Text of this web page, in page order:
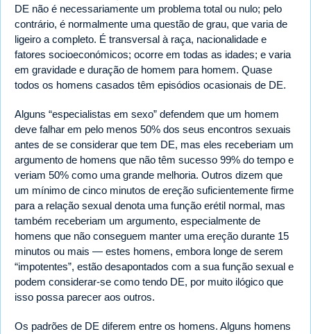
DE não é necessariamente um problema total ou nulo; pelo
contrário, é normalmente uma questão de grau, que varia de
ligeiro a completo. É transversal à raça, nacionalidade e
fatores socioeconómicos; ocorre em todas as idades; e varia
em gravidade e duração de homem para homem. Quase
todos os homens casados têm episódios ocasionais de DE.
Alguns “especialistas em sexo” defendem que um homem
deve falhar em pelo menos 50% dos seus encontros sexuais
antes de se considerar que tem DE, mas eles receberiam um
argumento de homens que não têm sucesso 99% do tempo e
veriam 50% como uma grande melhoria. Outros dizem que
um mínimo de cinco minutos de ereção suficientemente firme
para a relação sexual denota uma função erétil normal, mas
também receberiam um argumento, especialmente de
homens que não conseguem manter uma ereção durante 15
minutos ou mais — estes homens, embora longe de serem
“impotentes”, estão desapontados com a sua função sexual e
podem considerar-se como tendo DE, por muito ilógico que
isso possa parecer aos outros.
Os padrões de DE diferem entre os homens. Alguns homens